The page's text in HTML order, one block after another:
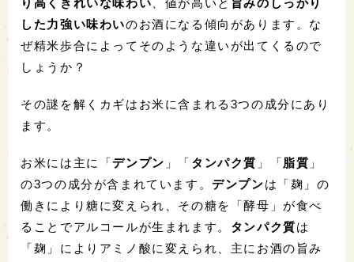
り高くきれいな味わい 、値が高いと 旨みのしっかり
した力強い味わいのお酒になる傾向があります。な
ぜ精米歩合によってそのような違いが出てくるので
しょうか？
その謎を解くカギはお米に含まれる3つの成分にあり
ます。
お米には主に「デンプン 」「 タンパク質 」「脂質 」
の3つの成分が含まれています。デンプンは「麹」の
働きにより糖に変えられ、その糖を「酵母」が食べ
ることでアルコールが生まれます。 タンパク質は
「麹」によりアミノ酸に変えられ、主にお酒の旨み